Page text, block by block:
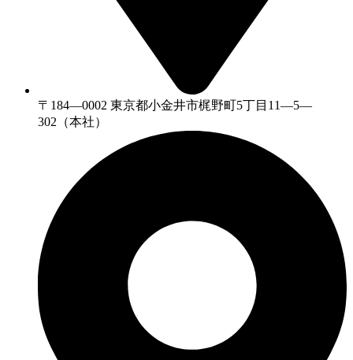
〒184—0002 東京都小金井市梶野町5丁目11—5—
302（本社）